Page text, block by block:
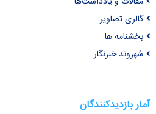
گالری تصاویر
بخشنامه ها
شهروند خبرنگار
آمار بازدیدکنندگان